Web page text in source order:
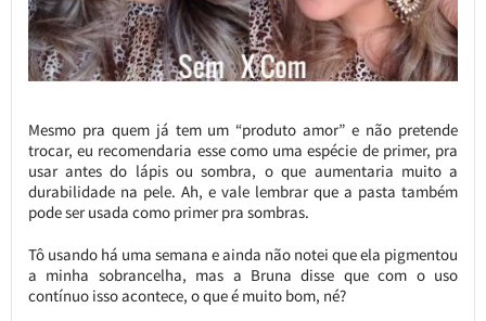
Mesmo pra quem já tem um “produto amor” e não pretende
trocar, eu recomendaria esse como uma espécie de primer, pra
usar antes do lápis ou sombra, o que aumentaria muito a
durabilidade na pele. Ah, e vale lembrar que a pasta também
pode ser usada como primer pra sombras.
Tô usando há uma semana e ainda não notei que ela pigmentou
a minha sobrancelha, mas a Bruna disse que com o uso
contínuo isso acontece, o que é muito bom, né?